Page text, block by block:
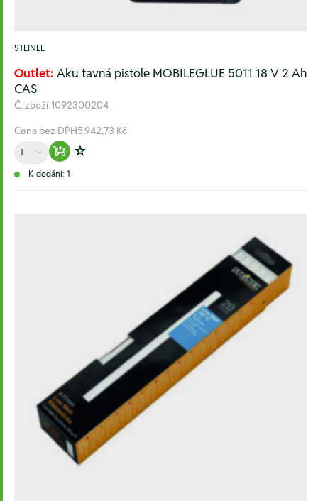
STEINEL
Outlet: Aku tavná pistole MOBILEGLUE 5011 18 V 2 Ah
CAS
Č. zboží 1092300204
Cena bez DPH5.942,73 Kč
Množství
Warenkorb hinzufügen
Zur Wunschliste hinzufügen
K dodání: 1